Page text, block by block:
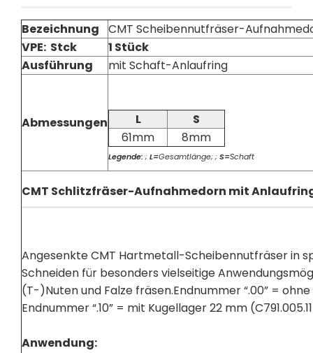
Bezeichnung
CMT Scheibennutfräser-
VPE: Stck
1 Stück
Ausführung
mit Schaft-Anlaufring
Abmessungen L
S
61mm
8mm
Legende: ;L=Gesamtlänge; ;S=Schaft
CMT Schlitzfräser-Aufnahmedorn mit
Angesenkte CMT Hartmetall-Scheibennutfräser in
Schneiden für besonders vielseitige
(T-)Nuten und Falze fräsen.Endnummer “.00” =
Endnummer “.10” = mit Kugellager 22 mm
Anwendung: